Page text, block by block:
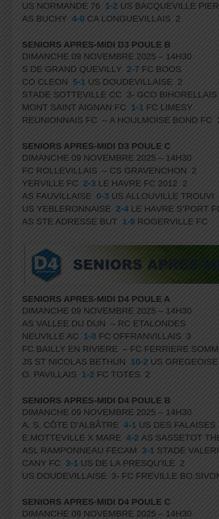
US NORMANDE 76 1-2 US BACQUEVILLE
AS BUCHY 4-0 CA LONGUEVILLAIS 2
SENIORS APRES-MIDI D3 POULE B
DIMANCHE 09 NOVEMBRE 2025 – 14H30
S DE GRAND QUEVILLY 2-7 FC BOOS
CO CLEON 5-1 US DOUDEVILLAISE 2
STADE SOTTEVILLE CC 3- GCO
MONT SAINT AIGNAN FC 1-1 FC LIMESY
REUNIONNAIS FC – A HOULMOISE BOND FC
SENIORS APRES-MIDI D3 POULE C
DIMANCHE 09 NOVEMBRE 2025 – 14H30
FC ROLLEVILLAIS – CS GRAVENCHON 2
YERVILLE FC 2-3 LE HAVRE FC 2012 2
AS FAUVILLAISE 0-3 US ALLOUVILLE TROUVI
US YEBLERONNAISE 2-4 LE HAVRE S’PORT
AS STE ADRESSE BUT 1-8 ROGERVILLE FC
SENIORS APRES-MIDI D4 POULE A
DIMANCHE 09 NOVEMBRE 2025 – 14H30
AS VALLEE DU DUN – RC ETALONDES
NEUVILLE AC 1-0 FC OFFRANVILLAIS 3
FC BAILLY EN RIVIERE – FC FERRIERE
JS ST NICOLAS BETHUN 10-2 US
O. PAVILLAIS 1-2 FC TOTES 2
SENIORS APRES-MIDI D4 POULE B
DIMANCHE 09 NOVEMBRE 2025 – 14H30
A. S. CÔTE D’ALBÂTRE 4-1 US DES
E.MOTTEVILLE X MARE 4-2 AS SASSETOT
ASL RAMPONNEAU FECAM 3-1 STADE
CANY FC 3-1 US DE LA PRESQU’ILE 2
US DOUDEVILLAISE 3- FC FREVILLE
SENIORS APRES-MIDI D4 POULE C
DIMANCHE 09 NOVEMBRE 2025 – 14H30